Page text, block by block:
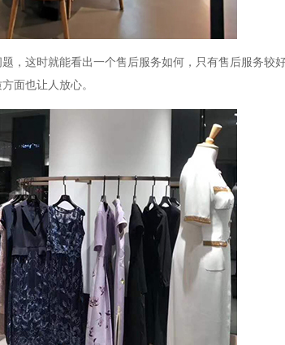
，这时就能看出一个售后服务如何，只有售后服务较
面也让人放心。